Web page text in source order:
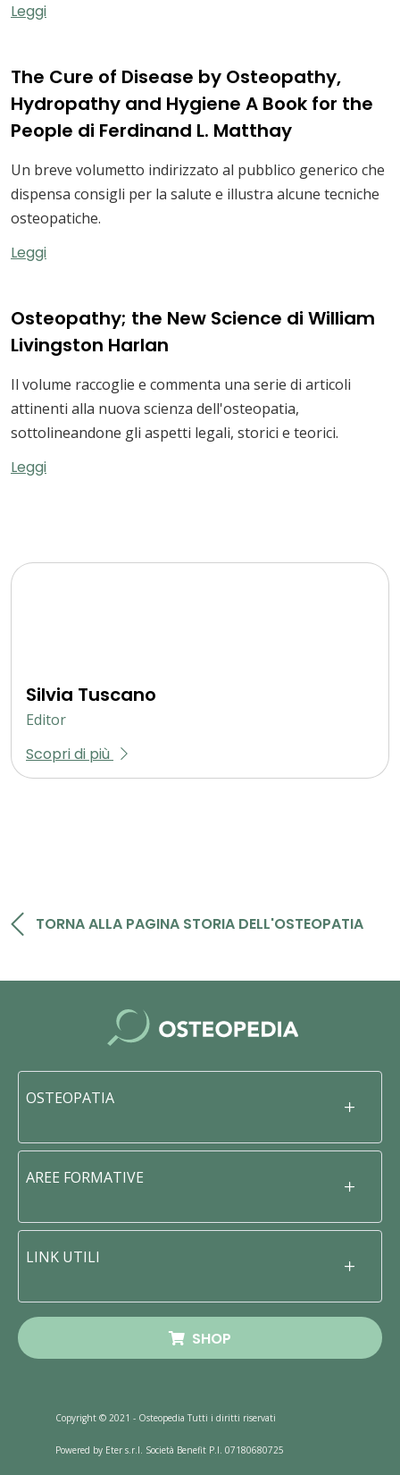
Leggi
The Cure of Disease by Osteopathy,
Hydropathy and Hygiene A Book for the
People di Ferdinand L. Matthay
Un breve volumetto indirizzato al pubblico generico che
dispensa consigli per la salute e illustra alcune tecniche
osteopatiche.
Leggi
Osteopathy; the New Science di William
Livingston Harlan
Il volume raccoglie e commenta una serie di articoli
attinenti alla nuova scienza dell'osteopatia,
sottolineandone gli aspetti legali, storici e teorici.
Leggi
Silvia Tuscano
Editor
Scopri di più
TORNA ALLA PAGINA STORIA DELL'OSTEOPATIA
OSTEOPATIA
AREE FORMATIVE
LINK UTILI
SHOP
Copyright © 2021 - Osteopedia Tutti i diritti riservati
Powered by Eter s.r.l. Società Benefit P.I. 07180680725